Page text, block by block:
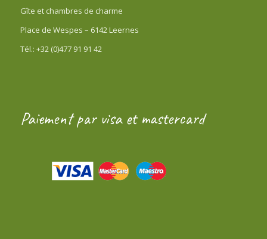
Gîte et chambres de charme
Place de Wespes – 6142 Leernes
Tél.: +32 (0)477 91 91 42
Paiement par visa et mastercard